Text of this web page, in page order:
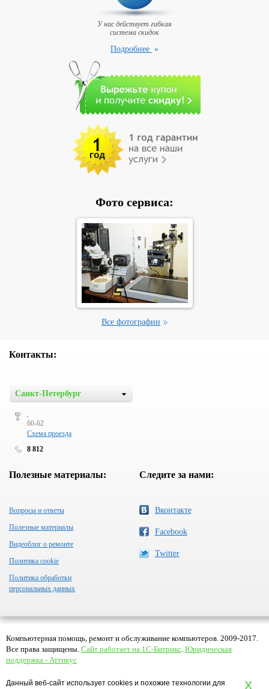
У нас действует гибкая
система скидок
Подробнее »
Фото сервиса:
Все фотографии
Контакты:
Санкт-Петербург
60-62
Схема проезда
8 812
Полезные материалы:
Вопросы и ответы
Полезные материалы
Видеоблог о ремонте
Политика cookie
Политика обработки
персональных данных
Следите за нами:
Вконтакте
Facebook
Twitter
Компьютерная помощь, ремонт и обслуживание компьютеров. 2009-2017.
Все права защищены. Сайт работает на 1С-Битрикс Юридическая
поддержка - Аттикус
X
Данный веб-сайт использует cookies и похожие технологии для